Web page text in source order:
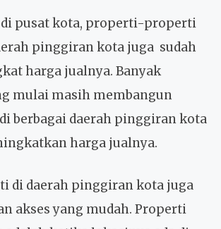
di pusat kota, properti-properti
pinggiran kota juga sudah
harga jualnya. Banyak
mulai masih membangun
berbagai daerah pinggiran kota
harga jualnya.
di daerah pinggiran kota juga
akses yang mudah. Properti